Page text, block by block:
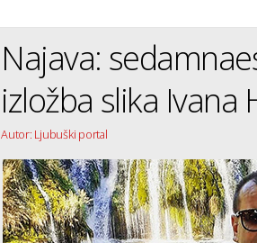
Najava:
izložba slika Ivana
Autor: Ljubuški portal